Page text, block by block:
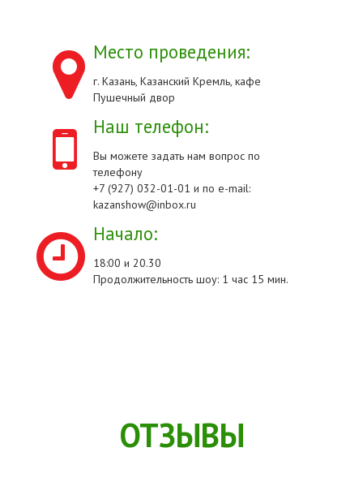
Место проведения:
г. Казань, Казанский Кремль, кафе
Пушечный двор
Наш телефон:
Вы можете задать нам вопрос по
телефону
+7 (927) 032-01-01 и по e-mail:
kazanshow@inbox.ru
Начало:
18:00 и 20.30
Продолжительность шоу: 1 час 15 мин.
ОТЗЫВЫ